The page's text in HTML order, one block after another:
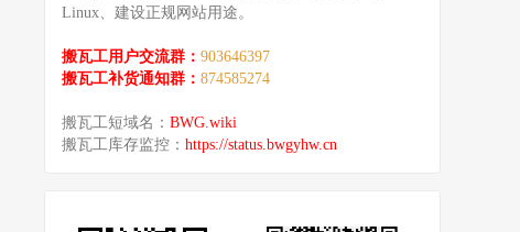
Linux、建设正规网站用途。
搬瓦工用户交流群： 903646397
搬瓦工补货通知群： 874585274
搬瓦工短域名： BWG.wiki
搬瓦工库存监控： https://status.bwgyhw.cn